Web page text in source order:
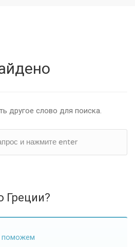
другое слово для поиска.
Греции?